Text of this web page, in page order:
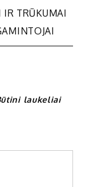
TRŪKUMAI
laukeliai